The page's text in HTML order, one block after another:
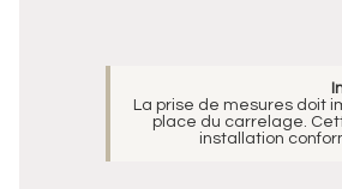
La prise de mesures doit
place du carrelage.
installation